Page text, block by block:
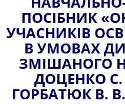
ПОСІБНИК
УЧАСНИКІВ
В УМОВАХ
ЗМІШАНОГО
ДОЦЕНКО С.
ГОРБАТЮК В.